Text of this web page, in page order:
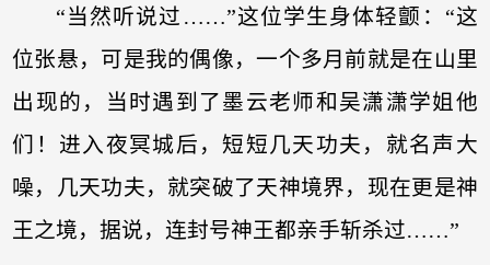
“当然听说过……”这位学生身体轻颤：“这
位张悬，可是我的偶像，一个多月前就是在山里
出现的，当时遇到了墨云老师和吴潇潇学姐他
们！进入夜冥城后，短短几天功夫，就名声大
噪，几天功夫，就突破了天神境界，现在更是神
王之境，据说，连封号神王都亲手斩杀过……”